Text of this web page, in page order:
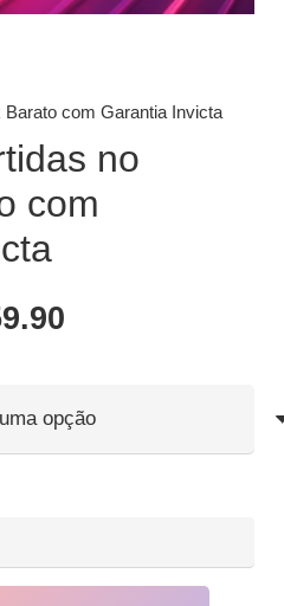
com Garantia Invicta
no
com
Faixa
R$0.99
através